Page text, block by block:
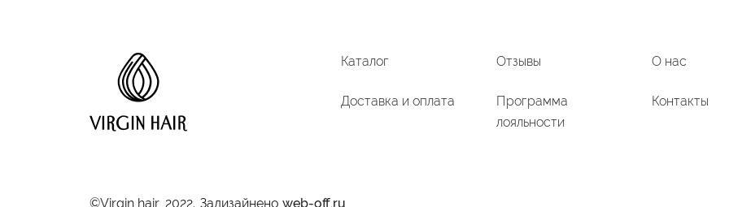
Каталог Отзывы О нас
Доставка и оплата
Программа
лояльности
Контакты
©Virgin hair, 2022. Задизайненоweb-off.ru